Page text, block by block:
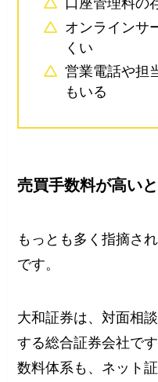
口座管理料の
オンラインサ
くい
営業電話や担
もいる
売買手数料が高い
もっとも多く指摘さ
です。
大和証券は、対面相
する総合証券会社で
数料体系も、ネット